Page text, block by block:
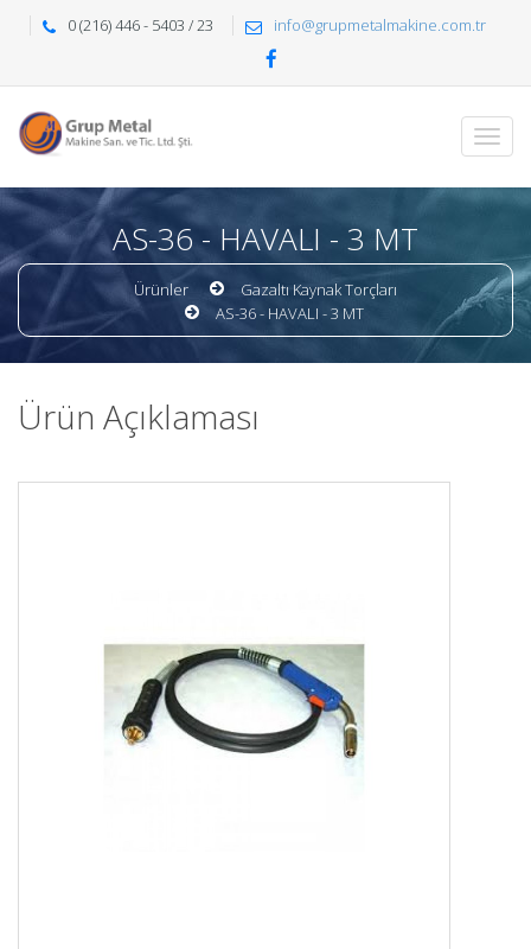
0 (216) 446 - 5403 / 23 info@grupmetalmakine.com.tr
AS-36 - HAVALI - 3 MT
Ürünler
Gazaltı Kaynak Torçları
AS-36 - HAVALI - 3 MT
Ürün Açıklaması